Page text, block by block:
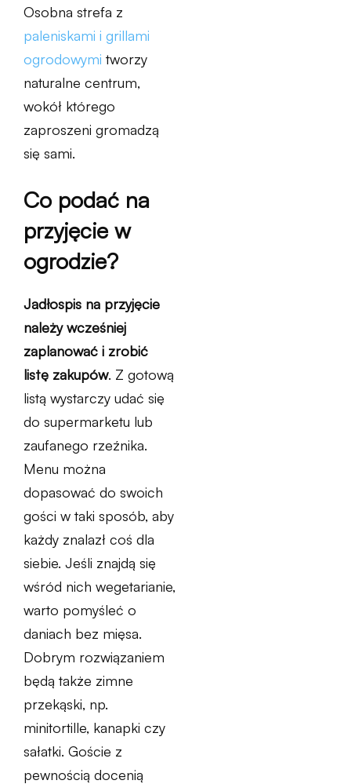
Osobna strefa z
paleniskami i grillami
ogrodowymi tworzy
naturalne centrum,
wokół którego
zaproszeni gromadzą
się sami.
Co podać na
przyjęcie w
ogrodzie?
Jadłospis na przyjęcie
należy wcześniej
zaplanować i zrobić
listę zakupów. Z gotową
listą wystarczy udać się
do supermarketu lub
zaufanego rzeźnika.
Menu można
dopasować do swoich
gości w taki sposób, aby
każdy znalazł coś dla
siebie. Jeśli znajdą się
wśród nich wegetarianie,
warto pomyśleć o
daniach bez mięsa.
Dobrym rozwiązaniem
będą także zimne
przekąski, np.
minitortille, kanapki czy
sałatki. Goście z
pewnością docenią